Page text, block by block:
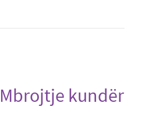
kundër